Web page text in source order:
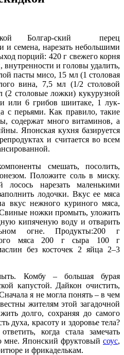
Болгар-ский перец
и семена, нарезать небольшими
порций: 420 г свежего корня
и головы удалить,
пасты мисо, 15 мл (1 столовая
вина, 7,5 мл (1/2 столовой
(2 столовые ложки) кукурузной
или 6 грибов шиитаке, 1 лук-
с перьями. Как правило, такие
содержат много витаминов, а
Японская кухня базируется
и считается во всем
смешать, посолить,
Положите соль в миску.
нарезать маленькими
лодочки. Вкус ее мяса
вкус нежного куриного мяса,
ножки промыть, уложить
кипяченую воду и отварить
огне. Продукты:200 г
мяса 200 г сыра 100 г
без косточек 2 яйца 2–3
Комбу – большая бурая
капустой. Дайкон очистить,
я не могла понять – в чем
жителям этой загадочной
долго, сохраняя до самого
духа, красоту и здоровье тела?
когда стала замечать
мне. Японский фруктовый соус,
и фрикаделькам.